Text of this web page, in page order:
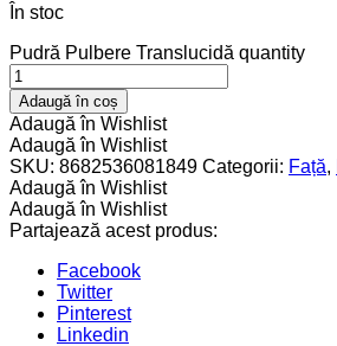
În stoc
Pudră Pulbere Translucidă quantity
Adaugă în coș
Adaugă în Wishlist
Adaugă în Wishlist
SKU: 8682536081849 Categorii: Față,
Adaugă în Wishlist
Adaugă în Wishlist
Partajează acest produs:
Facebook
Twitter
Pinterest
Linkedin